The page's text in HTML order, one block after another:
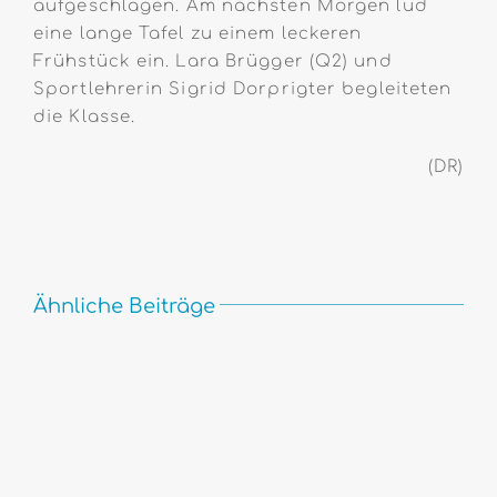
aufgeschlagen. Am nächsten Morgen lud
eine lange Tafel zu einem leckeren
Frühstück ein. Lara Brügger (Q2) und
Sportlehrerin Sigrid Dorprigter begleiteten
die Klasse.
(DR)
Ähnliche Beiträge